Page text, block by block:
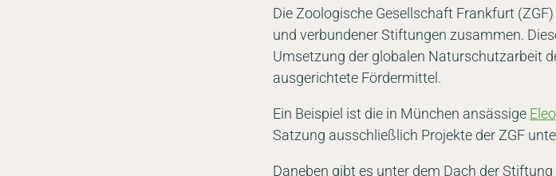
Die Zoologische Gesellschaft Frankfurt
und verbundener Stiftungen zusammen.
Umsetzung der globalen Naturschutzarbeit
ausgerichtete Fördermittel.
Ein Beispiel ist die in München ansässige
Satzung ausschließlich Projekte der ZGF
Daneben gibt es unter dem Dach der